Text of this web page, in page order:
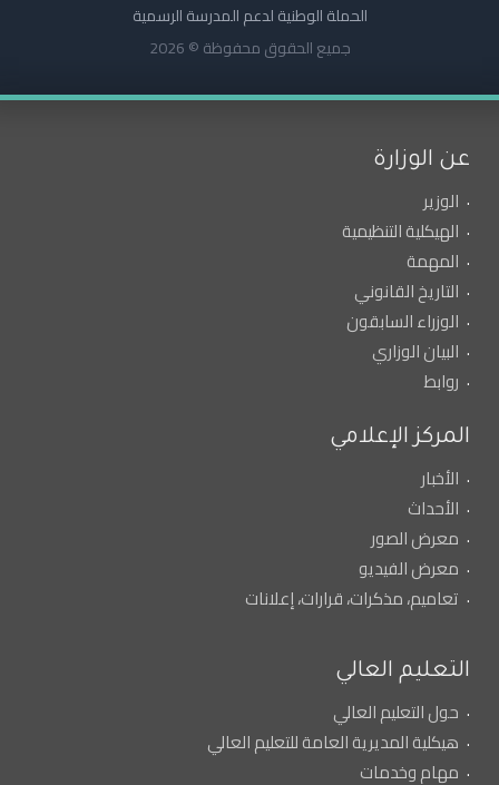
الحملة الوطنية لدعم المدرسة الرسمية
جميع الحقوق محفوظة © 2026
عن الوزارة
الوزير
الهيكلية التنظيمية
المهمة
التاريخ القانوني
الوزراء السابقون
البيان الوزاري
روابط
المركز الإعلامي
الأخبار
الأحداث
معرض الصور
معرض الفيديو
تعاميم، مذكرات، قرارات، إعلانات
التعليم العالي
حول التعليم العالي
هيكلية المديرية العامة للتعليم العالي
مهام وخدمات